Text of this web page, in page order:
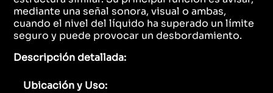
mediante una señal sonora, visual o ambas,
cuando el nivel del líquido ha superado un límite
seguro y puede provocar un desbordamiento.
Descripción detallada:
Ubicación y Uso: